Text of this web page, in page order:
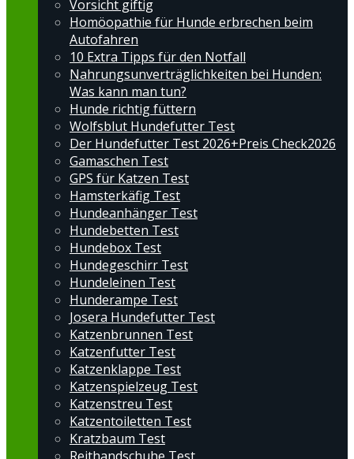
Vorsicht giftig
Homöopathie für Hunde erbrechen beim
Autofahren
10 Extra Tipps für den Notfall
Nahrungsunverträglichkeiten bei Hunden:
Was kann man tun?
Hunde richtig füttern
Wolfsblut Hundefutter Test
Der Hundefutter Test 2026+Preis Check2026
Gamaschen Test
GPS für Katzen Test
Hamsterkäfig Test
Hundeanhänger Test
Hundebetten Test
Hundebox Test
Hundegeschirr Test
Hundeleinen Test
Hunderampe Test
Josera Hundefutter Test
Katzenbrunnen Test
Katzenfutter Test
Katzenklappe Test
Katzenspielzeug Test
Katzenstreu Test
Katzentoiletten Test
Kratzbaum Test